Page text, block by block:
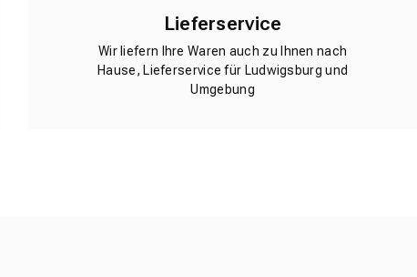
Lieferservice
Wir liefern Ihre Waren auch zu Ihnen nach
Hause, Lieferservice für Ludwigsburg und
Umgebung